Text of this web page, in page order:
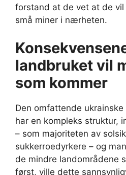
forstand at de vet at de
små miner i nærheten.
landbruket vil
som kommer
Den omfattende
har en kompleks struktur,
– som majoriteten av
sukkerroedyrkere – og
de mindre landområdene
først, ville dette